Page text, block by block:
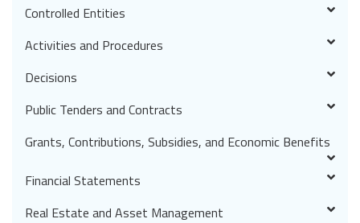
Controlled Entities
Activities and Procedures
Decisions
Public Tenders and Contracts
Grants, Contributions, Subsidies, and Economic Benefits
Financial Statements
Real Estate and Asset Management